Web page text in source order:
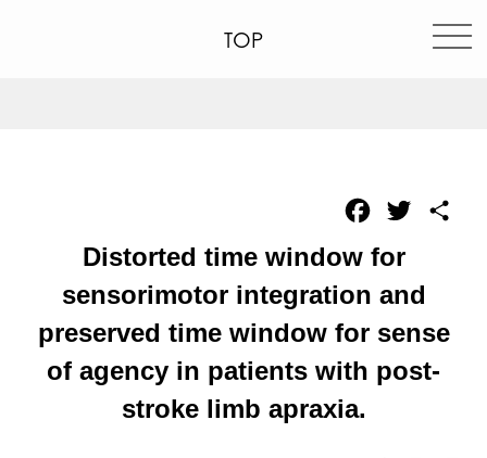
TOP
Facebook
Twitter
Distorted time window for
sensorimotor integration and
preserved time window for sense
of agency in patients with post-
stroke limb apraxia.